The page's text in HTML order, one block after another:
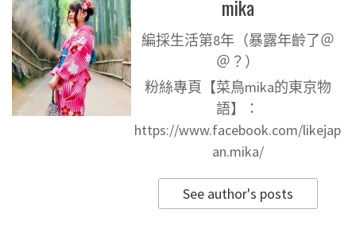
mika
編採生活第8年（暴露年齡了＠
＠？）
粉絲專頁【菜鳥mika的東京物
語】：
https://www.facebook.com/likejap
an.mika/
See author's posts